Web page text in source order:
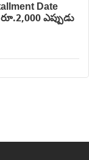
Date
ఎప్పుడు